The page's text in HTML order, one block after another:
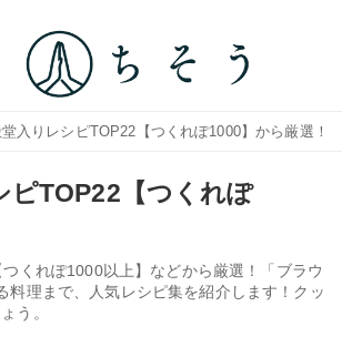
入りレシピTOP22【つくれぽ1000】から厳選！
ピTOP22【つくれぽ
くれぽ1000以上】などから厳選！「ブラウ
理まで、人気レシピ集を紹介します！クッ
う。